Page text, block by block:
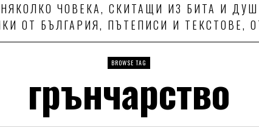
ЧОВЕКА, СКИТАЩИ ИЗ БИТА И
ОТ БЪЛГАРИЯ, ПЪТЕПИСИ И ТЕКСТОВЕ,
BROWSE TAG
грънчарство